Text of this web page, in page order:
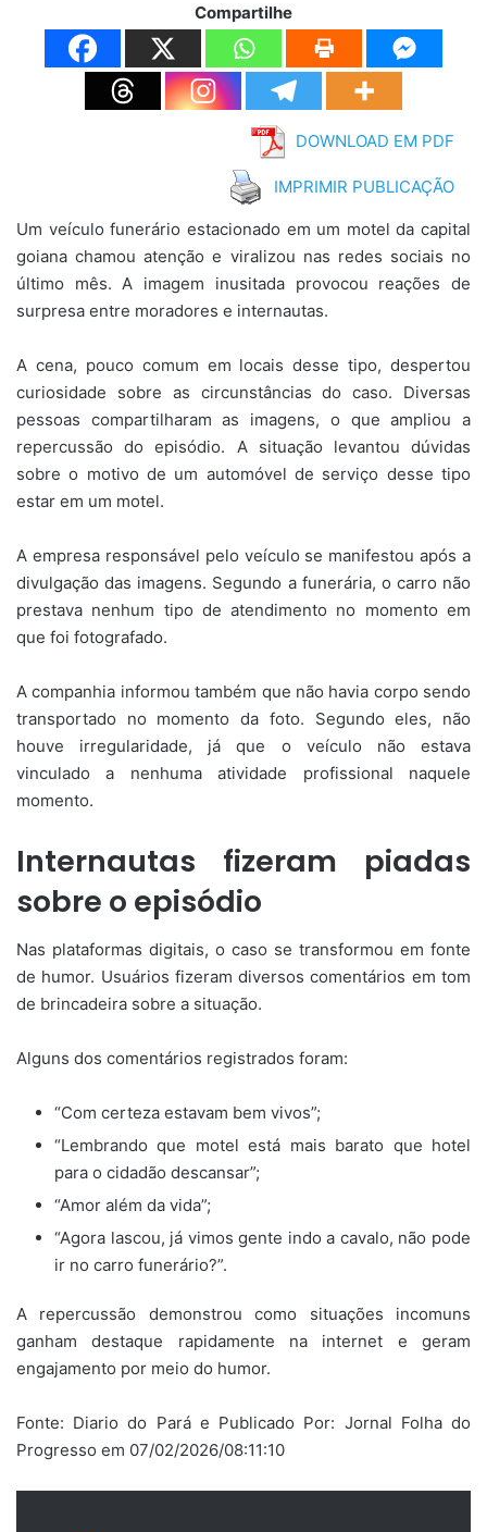
Compartilhe
DOWNLOAD EM PDF
IMPRIMIR PUBLICAÇÃO
Um veículo funerário estacionado em um motel da capital
goiana chamou atenção e viralizou nas redes sociais no
último mês. A imagem inusitada provocou reações de
surpresa entre moradores e internautas.
A cena, pouco comum em locais desse tipo, despertou
curiosidade sobre as circunstâncias do caso. Diversas
pessoas compartilharam as imagens, o que ampliou a
repercussão do episódio. A situação levantou dúvidas
sobre o motivo de um automóvel de serviço desse tipo
estar em um motel.
A empresa responsável pelo veículo se manifestou após a
divulgação das imagens. Segundo a funerária, o carro não
prestava nenhum tipo de atendimento no momento em
que foi fotografado.
A companhia informou também que não havia corpo sendo
transportado no momento da foto. Segundo eles, não
houve irregularidade, já que o veículo não estava
vinculado a nenhuma atividade profissional naquele
momento.
Internautas fizeram piadas
sobre o episódio
Nas plataformas digitais, o caso se transformou em fonte
de humor. Usuários fizeram diversos comentários em tom
de brincadeira sobre a situação.
Alguns dos comentários registrados foram:
“Com certeza estavam bem vivos”;
“Lembrando que motel está mais barato que hotel
para o cidadão descansar”;
“Amor além da vida”;
“Agora lascou, já vimos gente indo a cavalo, não pode
ir no carro funerário?”.
A repercussão demonstrou como situações incomuns
ganham destaque rapidamente na internet e geram
engajamento por meio do humor.
Fonte: Diario do Pará e Publicado Por: Jornal Folha do
Progresso em 07/02/2026/08:11:10